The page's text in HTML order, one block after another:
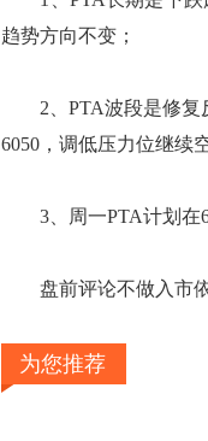
趋势方向不变；
2、PTA波段是修复反
6050，调低压力位继续
3、周一PTA计划在
盘前评论不做入市依
为您推荐